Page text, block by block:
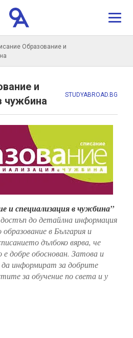
За нас
Образование и
и
чужбина
STUDYABROAD.BG
и специализация в чужбина”
до детайлна информация
в България и
дълбоко вярва, че
добре обоснован. Затова и
информират за добрите
за обучение по света и у